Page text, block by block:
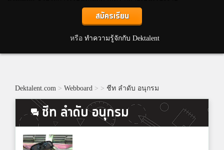
สมัครเรียน
หรือ ทำความรู้จักกับ Dektalent
Dektalent.com > Webboard > > ชีท ลำดับ อนุกรม
ชีท ลำดับ อนุกรม